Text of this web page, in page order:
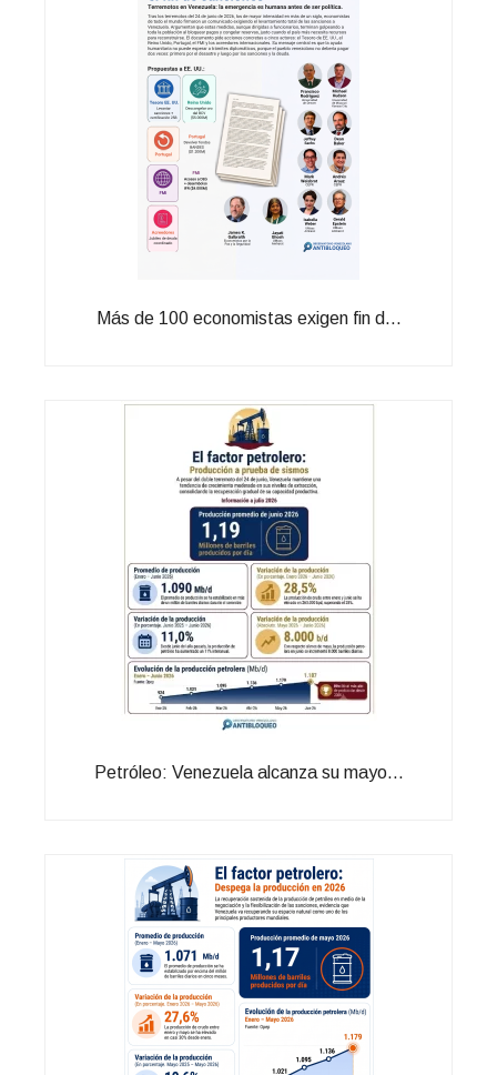
Más de 100 economistas exigen fin d...
Petróleo: Venezuela alcanza su mayo...